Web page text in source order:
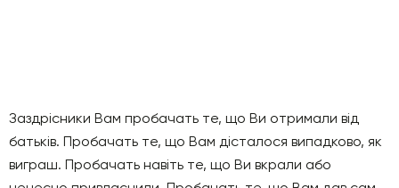
Заздрісники Вам пробачать те, що Ви отримали від
батьків. Пробачать те, що Вам дісталося випадково, як
виграш. Пробачать навіть те, що Ви вкрали або